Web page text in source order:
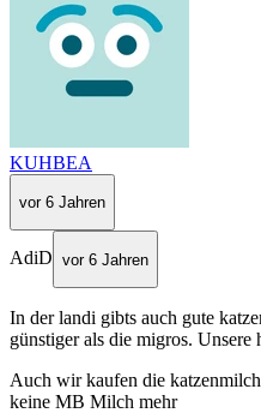
KUHBEA
vor 6 Jahren
AdiD vor 6 Jahren
In der landi gibts auch gute
günstiger als die migros.
Auch wir kaufen die
keine MB Milch mehr